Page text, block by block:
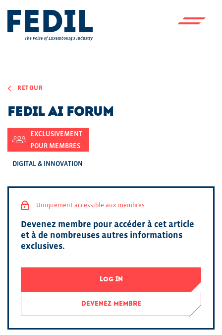
RETOUR
FEDIL AI Forum
EXCLUSIVEMENT
POUR MEMBRES
DIGITAL & INNOVATION
Uniquement accessible aux membres
Devenez membre pour accéder à cet article
et à de nombreuses autres informations
exclusives.
LOG IN
DEVENEZ MEMBRE